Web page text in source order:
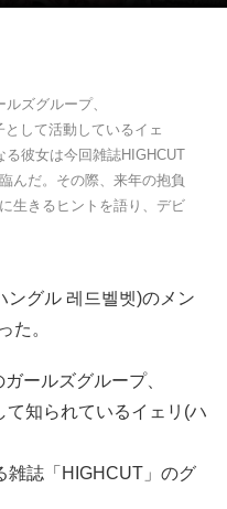
ズグループ、
して活動しているイェ
る彼女は今回雑誌HIGHCUT
んだ。その際、来年の抱負
生きるヒントを語り、デビ
ングル 레드벨벳)のメン
た。
ールズグループ、
て知られているイェリ(ハ
雑誌「HIGHCUT」のグ